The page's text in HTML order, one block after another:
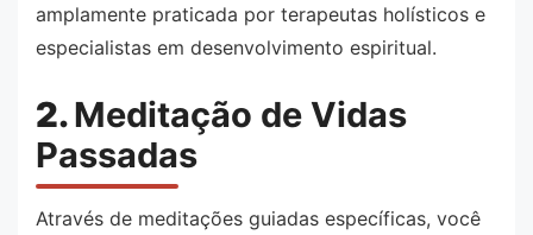
amplamente praticada por terapeutas holísticos e
especialistas em desenvolvimento espiritual.
2.Meditação de Vidas
Passadas
Através de meditações guiadas específicas, você